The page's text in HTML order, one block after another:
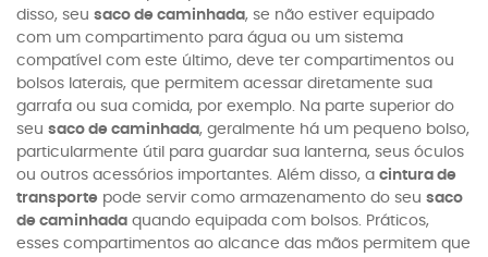
disso, seu saco de caminhada, se não estiver equipado
com um compartimento para água ou um sistema
compatível com este último, deve ter compartimentos ou
bolsos laterais, que permitem acessar diretamente sua
garrafa ou sua comida, por exemplo. Na parte superior do
seu saco de caminhada, geralmente há um pequeno bolso,
particularmente útil para guardar sua lanterna, seus óculos
ou outros acessórios importantes. Além disso, a cintura de
transporte pode servir como armazenamento do seu saco
de caminhada quando equipada com bolsos. Práticos,
esses compartimentos ao alcance das mãos permitem que